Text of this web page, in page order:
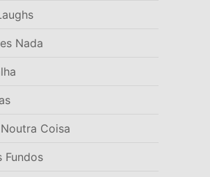
Nada
Coisa
Fundos